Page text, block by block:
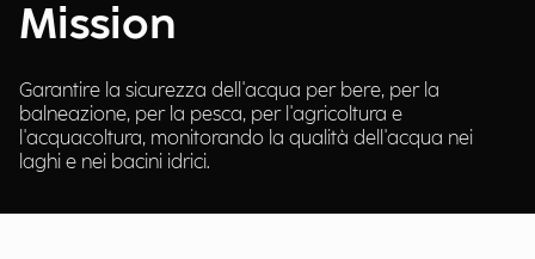
Mission
Garantire la sicurezza dell'acqua per bere, per la
balneazione, per la pesca, per l'agricoltura e
l'acquacoltura, monitorando la qualità dell'acqua nei
laghi e nei bacini idrici.